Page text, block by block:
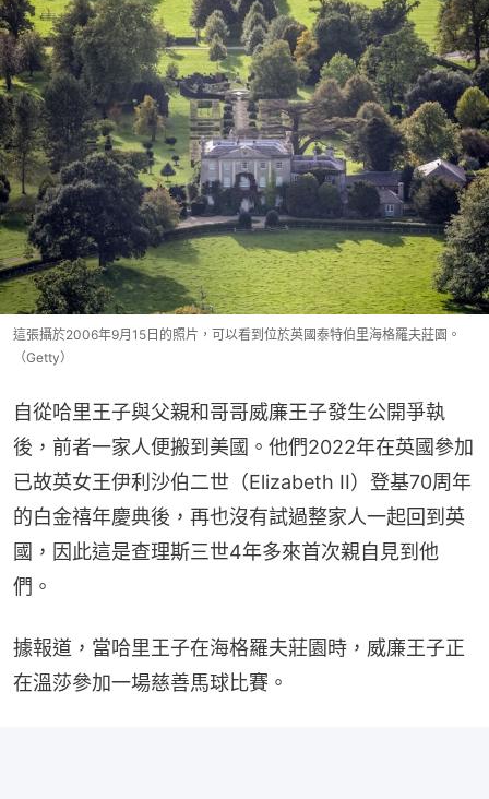
這張攝於2006年9月15日的照片，可以看到位於英國泰特伯里海格羅夫莊園。
（Getty）
自從哈里王子與父親和哥哥威廉王子發生公開爭執
後，前者一家人便搬到美國。他們2022年在英國參加
已故英女王伊利沙伯二世（Elizabeth II）登基70周年
的白金禧年慶典後，再也沒有試過整家人一起回到英
國，因此這是查理斯三世4年多來首次親自見到他
們。
據報道，當哈里王子在海格羅夫莊園時，威廉王子正
在溫莎參加一場慈善馬球比賽。